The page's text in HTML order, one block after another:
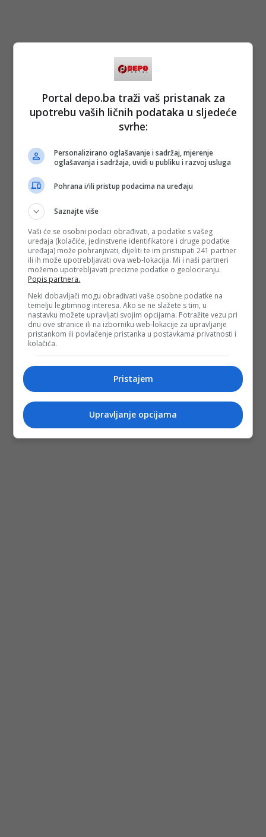
Portal depo.ba traži vaš pristanak za
upotrebu vaših ličnih podataka u sljedeće
svrhe:
Personalizirano oglašavanje i sadržaj, mjerenje
oglašavanja i sadržaja, uvidi u publiku i razvoj usluga
Pohrana i/ili pristup podacima na uređaju
Saznajte više
Vaši će se osobni podaci obrađivati, a podatke s vašeg
uređaja (kolačiće, jedinstvene identifikatore i druge podatke
uređaja) može pohranjivati, dijeliti te im pristupati 241 partner
ili ih može upotrebljavati ova web-lokacija. Mi i naši partneri
možemo upotrebljavati precizne podatke o geolociranju.
Popis partnera.
Neki dobavljači mogu obrađivati vaše osobne podatke na
temelju legitimnog interesa. Ako se ne slažete s tim, u
nastavku možete upravljati svojim opcijama. Potražite vezu pri
dnu ove stranice ili na izborniku web-lokacije za upravljanje
pristankom ili povlačenje pristanka u postavkama privatnosti i
kolačića.
Pristajem
Upravljanje opcijama